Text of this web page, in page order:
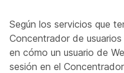
Según los servicios que
Concentrador de
en cómo un usuario de
sesión en el